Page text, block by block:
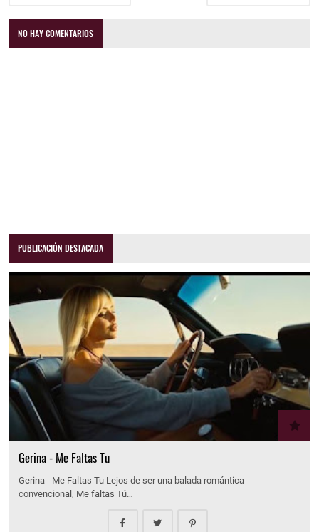
NO HAY COMENTARIOS
PUBLICACIÓN DESTACADA
Gerina - Me Faltas Tu
Gerina - Me Faltas Tu Lejos de ser una balada romántica
convencional, Me faltas Tú…